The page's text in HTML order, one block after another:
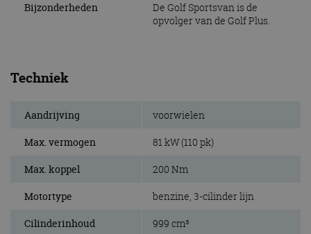
Bijzonderheden
De Golf Sportsvan is de
opvolger van de Golf Plus.
Techniek
Aandrijving voorwielen
Max. vermogen 81 kW (110 pk)
Max. koppel 200 Nm
Motortype benzine, 3-cilinder lijn
Cilinderinhoud 999 cm³